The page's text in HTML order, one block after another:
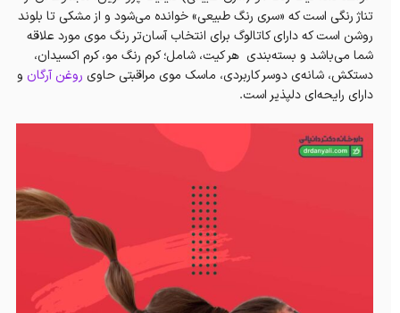
تناژ رنگی است که «سری رنگ طبیعی» خوانده می‌شود و از مشکی تا بلوند
روشن است که دارای کاتالوگ برای انتخاب آسان‌تر رنگ موی مورد علاقه
شما می‌باشد و بسته‌بندی هر کیت، شامل؛ کرم رنگ مو، کرم اکسیدان،
دستکش، شانه‌ی دوسر کاربردی، ماسک موی مراقبتی حاوی روغن آرگان و
دارای رایحه‌ای دلپذیر است.